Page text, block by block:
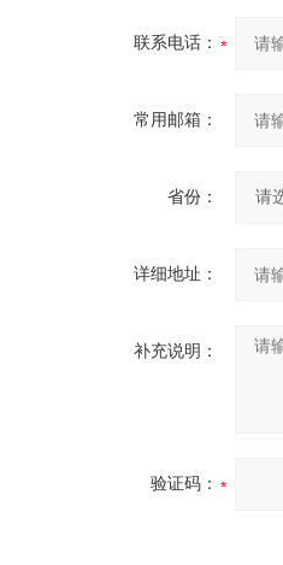
联系电话：
常用邮箱：
省份：
详细地址：
补充说明：
验证码：